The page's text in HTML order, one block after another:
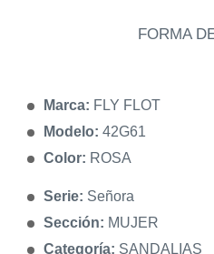
FORMA
Marca: FLY FLOT
Modelo: 42G61
Color: ROSA
Serie: Señora
Sección: MUJER
Categoría: SANDALIAS